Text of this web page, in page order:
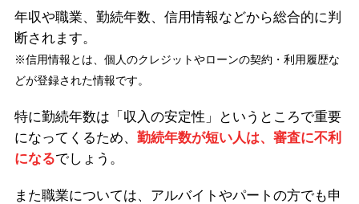
年収や職業、勤続年数、信用情報などから総合的に判
断されます。
※信用情報とは、個人のクレジットやローンの契約・利用履歴な
どが登録された情報です。
特に勤続年数は「収入の安定性」というところで重要
になってくるため、 勤続年数が短い人は、審査に不利
になるでしょう。
また職業については、アルバイトやパートの方でも申